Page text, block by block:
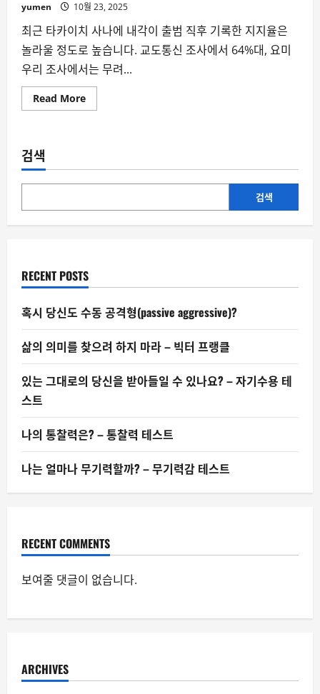
yumen 10월 23, 2025
최근 타카이치 사나에 내각이 출범 직후 기록한 지지율은
놀라울 정도로 높습니다. 교도통신 조사에서 64%대, 요미
우리 조사에서는 무려...
Read MoreRead
more
이
내
지
율
관
계
에
는
의
미
검색
검색
RECENT POSTS
혹시 당신도 수동 공격형(passive aggressive)?
삶의 의미를 찾으려 하지 마라 – 빅터 프랭클
있는 그대로의 당신을 받아들일 수 있나요? – 자기수용 테
스트
나의 통찰력은? – 통찰력 테스트
나는 얼마나 무기력할까? – 무기력감 테스트
RECENT COMMENTS
보여줄 댓글이 없습니다.
ARCHIVES